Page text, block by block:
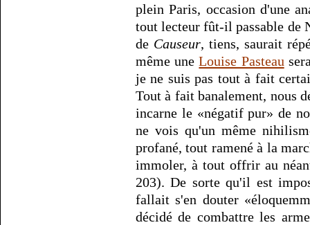
plein Paris, occasion d'une
tout lecteur fût-il passable de
de Causeur, tiens, saurait
même uneLouise Pasteau
je ne suis pas tout à fait
Tout à fait banalement, nous
incarne le «négatif pur» de
ne vois qu'un même
profané, tout ramené à la
immoler, à tout offrir au
203). De sorte qu'il est
fallait s'en douter
décidé de combattre les